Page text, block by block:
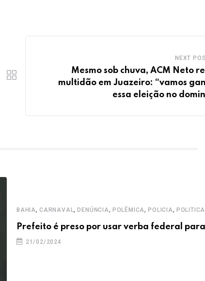
NEXT
Mesmo sob chuva, ACM Neto
multidão em Juazeiro: “vamos
essa eleição no
BAHIA, CARNAVAL,DENÚNCIA, POLÊMICA,POLICIA, POLITICA
Prefeito é preso por usar verba federal para
21/02/2024